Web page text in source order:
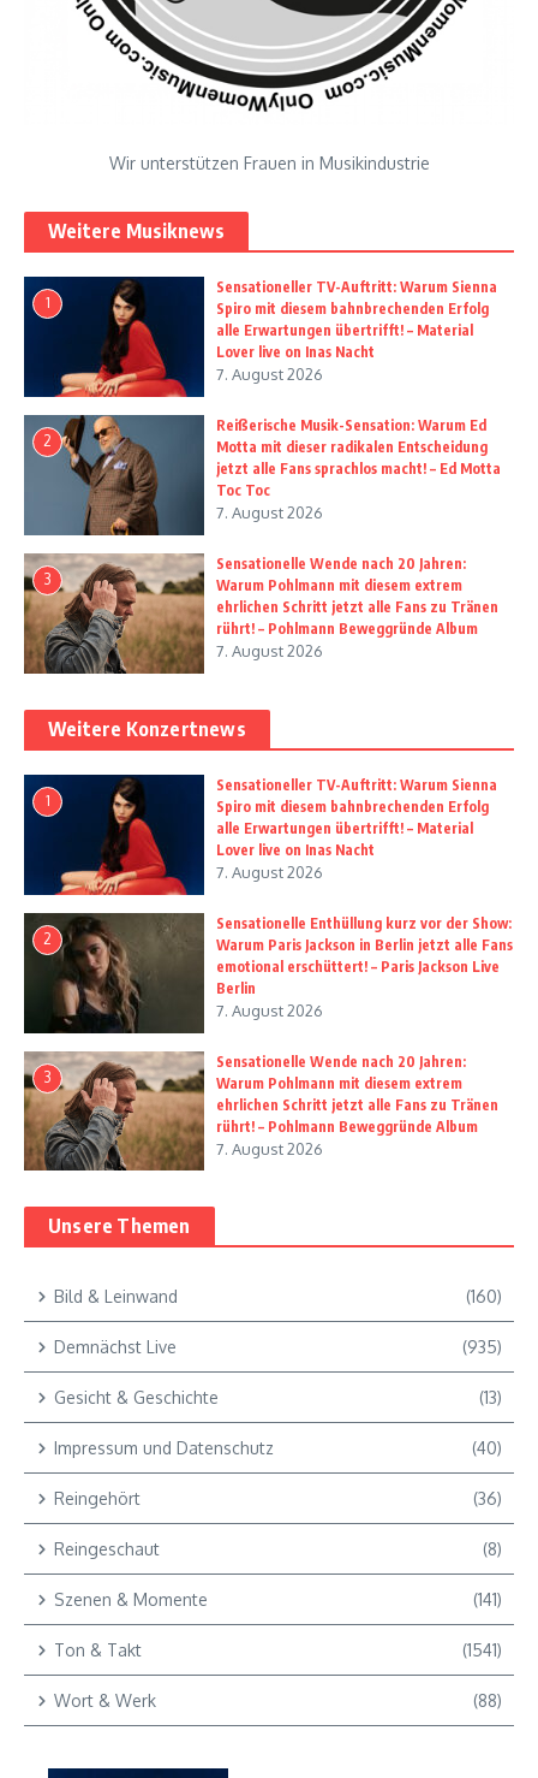
Wir unterstützen Frauen in Musikindustrie
Weitere Musiknews
1
Sensationeller TV-Auftritt: Warum Sienna
Spiro mit diesem bahnbrechenden Erfolg
alle Erwartungen übertrifft! – Material
Lover live on Inas Nacht
7. August 2026
2
Reißerische Musik-Sensation: Warum Ed
Motta mit dieser radikalen Entscheidung
jetzt alle Fans sprachlos macht! – Ed Motta
Toc Toc
7. August 2026
3
Sensationelle Wende nach 20 Jahren:
Warum Pohlmann mit diesem extrem
ehrlichen Schritt jetzt alle Fans zu Tränen
rührt! – Pohlmann Beweggründe Album
7. August 2026
Weitere Konzertnews
1
Sensationeller TV-Auftritt: Warum Sienna
Spiro mit diesem bahnbrechenden Erfolg
alle Erwartungen übertrifft! – Material
Lover live on Inas Nacht
7. August 2026
2
Sensationelle Enthüllung kurz vor der Show:
Warum Paris Jackson in Berlin jetzt alle Fans
emotional erschüttert! – Paris Jackson Live
Berlin
7. August 2026
3
Sensationelle Wende nach 20 Jahren:
Warum Pohlmann mit diesem extrem
ehrlichen Schritt jetzt alle Fans zu Tränen
rührt! – Pohlmann Beweggründe Album
7. August 2026
Unsere Themen
Bild & Leinwand (160)
Demnächst Live (935)
Gesicht & Geschichte (13)
Impressum und Datenschutz (40)
Reingehört (36)
Reingeschaut (8)
Szenen & Momente (141)
Ton & Takt (1541)
Wort & Werk (88)